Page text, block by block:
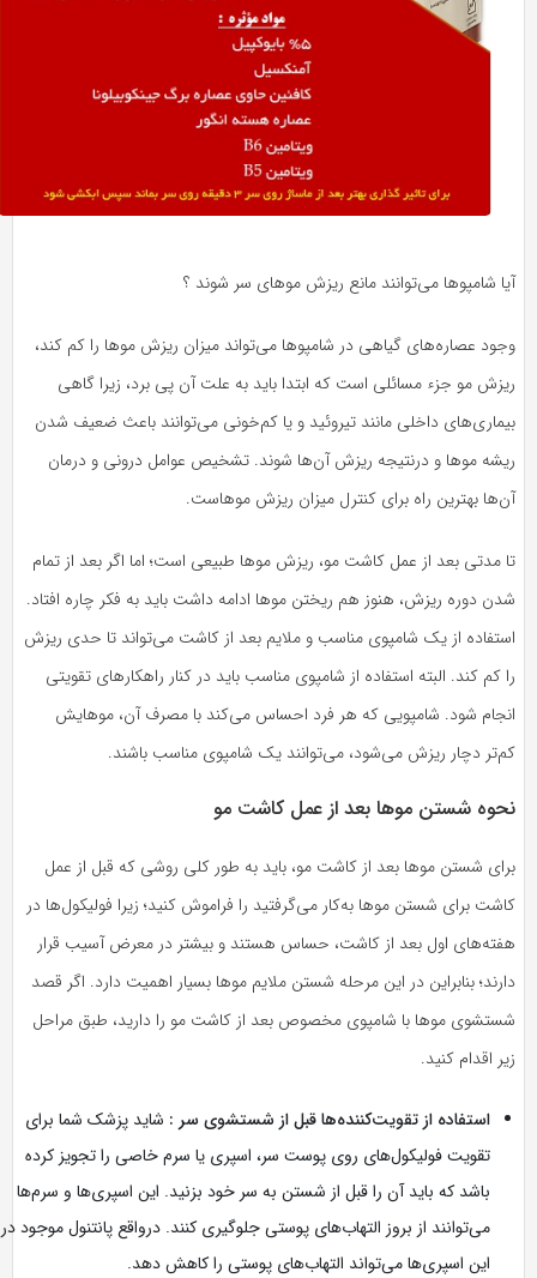
آیا شامپوها می‌توانند مانع ریزش موهای سر شوند ؟
وجود عصاره‌های گیاهی در شامپوها می‌تواند میزان ریزش موها را کم کند،
ریزش مو جزء مسائلی است که ابتدا باید به علت آن پی برد، زیرا گاهی
بیماری‌های داخلی مانند تیروئید و یا کم‌خونی می‌توانند باعث ضعیف شدن
ریشه موها و درنتیجه ریزش آن‌ها شوند. تشخیص عوامل درونی و درمان
آن‌ها بهترین راه برای کنترل میزان ریزش موهاست.
تا مدتی بعد از عمل کاشت مو، ریزش موها طبیعی است؛ اما اگر بعد از تمام
شدن دوره ریزش، هنوز هم ریختن موها ادامه داشت باید به فکر چاره افتاد.
استفاده از یک شامپوی مناسب و ملایم بعد از کاشت می‌تواند تا حدی ریزش
را کم کند. البته استفاده از شامپوی مناسب باید در کنار راهکارهای تقویتی
انجام شود. شامپویی که هر فرد احساس می‌کند با مصرف آن، موهایش
کم‌تر دچار ریزش می‌شود، می‌توانند یک شامپوی مناسب باشند.
نحوه شستن موها بعد از عمل کاشت مو
برای شستن موها بعد از کاشت مو، باید به‌ طور کلی روشی که قبل از عمل
کاشت برای شستن موها به‌کار می‌گرفتید را فراموش کنید؛ زیرا فولیکول‌ها در
هفته‌های اول بعد از کاشت، حساس هستند و بیشتر در معرض آسیب قرار
دارند؛ بنابراین در این مرحله شستن ملایم موها بسیار اهمیت دارد. اگر قصد
شستشوی موها با شامپوی مخصوص بعد از کاشت مو را دارید، طبق مراحل
زیر اقدام کنید.
استفاده از تقویت‌کننده‌ها قبل از شستشوی سر : شاید پزشک شما برای
تقویت فولیکول‌های روی پوست سر، اسپری یا سرم خاصی را تجویز کرده
باشد که باید آن را قبل از شستن به سر خود بزنید. این اسپری‌ها و سرم‌ها
می‌توانند از بروز التهاب‌های پوستی جلوگیری کنند. درواقع پانتنول موجود در
این اسپری‌ها می‌تواند التهاب‌های پوستی را کاهش دهد.